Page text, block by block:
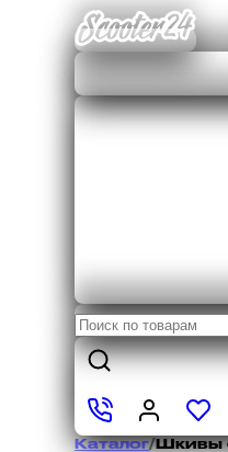
Каталог/Шкивы